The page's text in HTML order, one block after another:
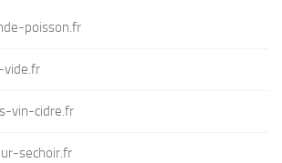
poisson.fr
vin-cidre.fr
sechoir.fr